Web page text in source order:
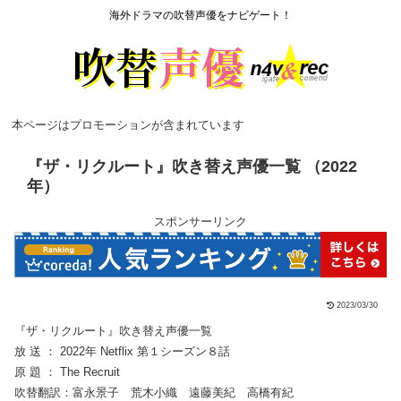
海外ドラマの吹替声優をナビゲート！
本ページはプロモーションが含まれています
『ザ・リクルート』吹き替え声優一覧 （2022
年）
スポンサーリンク
2023/03/30
『ザ・リクルート』吹き替え声優一覧
放 送 ： 2022年 Netflix 第１シーズン８話
原 題 ： The Recruit
吹替翻訳：富永景子 荒木小織 遠藤美紀 高橋有紀